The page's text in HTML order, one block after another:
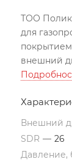
ТОО
для
внешний
может
Все цены
Трубы
Внешний
SDR — 26
Давление,